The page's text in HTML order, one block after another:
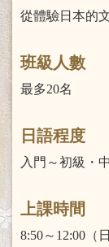
從體驗日本的
班級人數
最多20名
日語程度
入門～初級・
上課時間
8:50～12:00（